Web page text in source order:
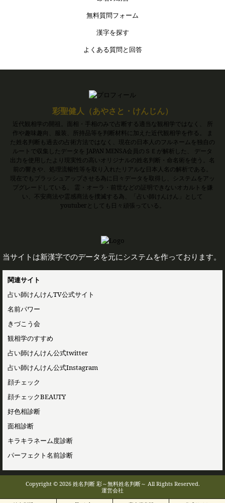
無料質問フォーム
漢字を探す
よくある質問と回答
彩聖健人（あやさと・けんじん）
近代観相学の開祖。面相・手相のみで占断する適当な観相学ではなく、 所
作や趣味趣向、服装、所持品等を判断材料に加えた近代観相学を作る。 ま
た姓名判断も過去の占術方法ではなく、現在の日本人のフルネームを独自の
ルートで収集したデータを JAPAN MENSA会員のＳＥが解析した、 データ
出力を使用したより現実性の高いオリジナルの姓名判断・命名術を使う。名
前の響きや、処理流暢性等を取り入れたリアルな日本人名の解析である。
現在でもブラッシュアップさせる為に日々データを取得し、システムをアッ
プグレードしている。 霊・オーラ・前世などの証明できないオカルトを嫌
い、不安商法や霊感商法を撲滅する為、「占い師けんけん」として
youtuberとしても日々頑張っている。
当サイトは新漢字でのデータを元にシステムを作っております。
関連サイト
占い師けんけんTV公式サイト
名前パワー
きづこう会
観相学のすすめ
占い師けんけん公式twitter
占い師けんけん公式Instagram
顔チェック
顔チェックBEAUTY
好色相診断
面相診断
キラキラネーム度診断
パーフェクト名前診断
Copyright © 2026 姓名判断 彩～無料姓名判断～ All Rights Reserved.
運営会社